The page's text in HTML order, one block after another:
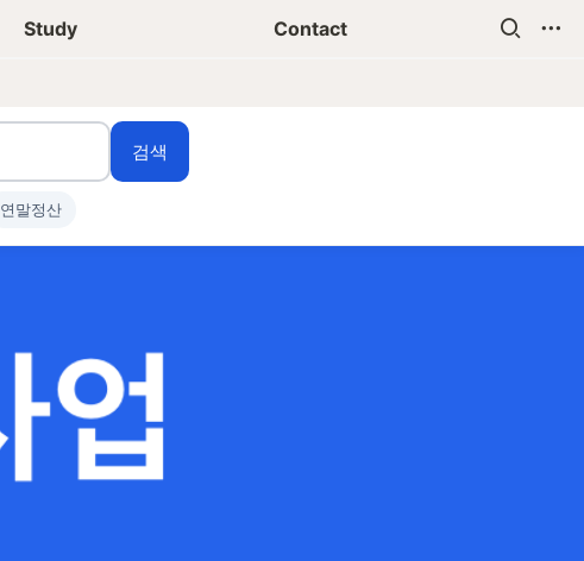
Study Contact
검색
연말정산